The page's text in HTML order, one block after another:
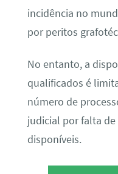
incidência no
por peritos
No entanto, a
qualificados é
número de
judicial por falta
disponíveis.